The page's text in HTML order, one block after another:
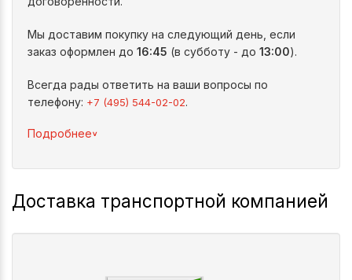
Мы доставим покупку на следующий день, если
заказ оформлен до 16:45 (в субботу - до 13:00).
Всегда рады ответить на ваши вопросы по
телефону: +7 (495) 544-02-02.
Подробнее^
Доставка транспортной компанией